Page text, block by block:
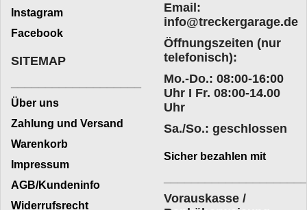
Instagram
Facebook
Email:
info@treckergarage.de
Öffnungszeiten (nur
telefonisch):
Mo.-Do.: 08:00-16:00
Uhr I Fr. 08:00-14.00
Uhr
Sa./So.: geschlossen
SITEMAP
Über uns
Zahlung und Versand
Warenkorb
Impressum
AGB/Kundeninfo
Widerrufsrecht
Sicher bezahlen mit
Vorauskasse /